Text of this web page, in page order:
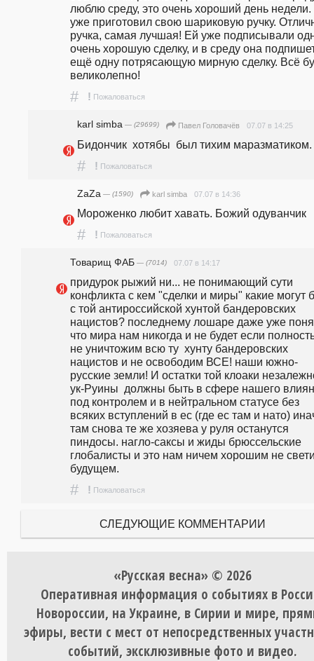
люблю среду, это очень хороший день
уже приготовил свою шариковую ручку.
ручка, самая лучшая! Ей уже подписывали
очень хорошую сделку, и в среду она
ещё одну потрясающую мирную сделку. Всё
великолепно!
# ! Пожаловаться
karl simba — (29699) Павел Головачёв 07.07 в 14:25
Бидончик  хотябы  был тихим маразматиком.
# ! Пожаловаться
ZaZa — (1590) karl simba 07.07 в 14:36
Мороженко любит хавать. Божий одуванчик
# ! Пожаловаться
Товарищ ФАБ — (7014) 07.07 в 14:17
придурок рыжий ни... не понимающий сути
конфликта с кем "сделки и миры" какие могут
с той антироссийской хунтой бандеровских
нацистов? последнему лошаре даже уже
что мира нам никогда и не будет если
не уничтожим всю ту  хунту бандеровских
нацистов и не освободим ВСЕ! наши южно-
русские земли! И остатки той клоаки
ук-Руины  должны быть в сфере нашего
под контролем и в нейтральном статусе без
всяких вступлений в ес (где ес там и нато)
там снова те же хозяева у руля останутся
пиндосы. нагло-саксы и жиды брюссельские
глобалисты и это нам ничем хорошим не
будущем.
# ! Пожаловаться
СЛЕДУЮЩИЕ КОММЕНТАРИИ
«Русская весна» © 2026
Оперативная информация о событиях в
Новороссии, на Украине, в Сирии и мире,
эфиры, вести с мест от непосредственных
событий, эксклюзивные фото и видео.